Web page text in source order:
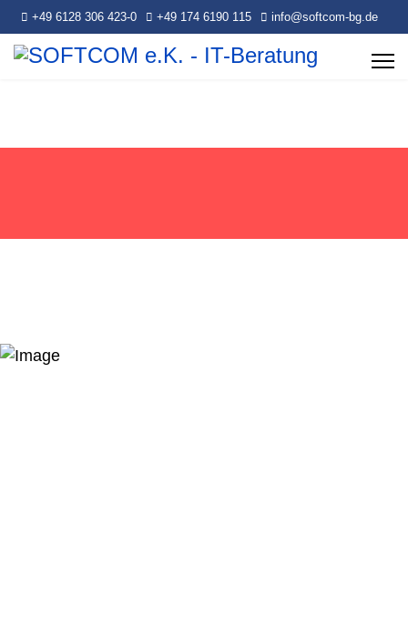
+49 6128 306 423-0 +49 174 6190 115 info@softcom-bg.de